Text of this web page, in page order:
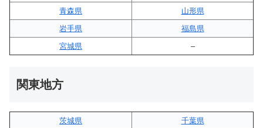
青森県
山形県
岩手県
福島県
宮城県
–
関東地方
茨城県
千葉県